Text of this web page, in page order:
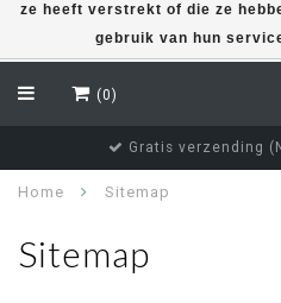
(0)
Gratis verzending
Home Sitemap
Sitemap
ze heeft verstrekt of die ze
gebruik van hun